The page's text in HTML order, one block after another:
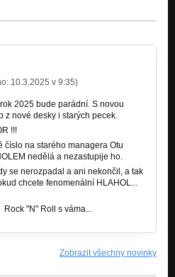
10.3.2025 v 9:35)
2025 bude parádní. S novou
z nové desky i starých pecek.
!!!
číslo na starého managera Otu
nedělá a nezastupije ho.
se nerozpadal a ani nekončil, a tak
chcete fenomenální HLAHOL...
Roll s váma...
Zobrazit všechny novinky